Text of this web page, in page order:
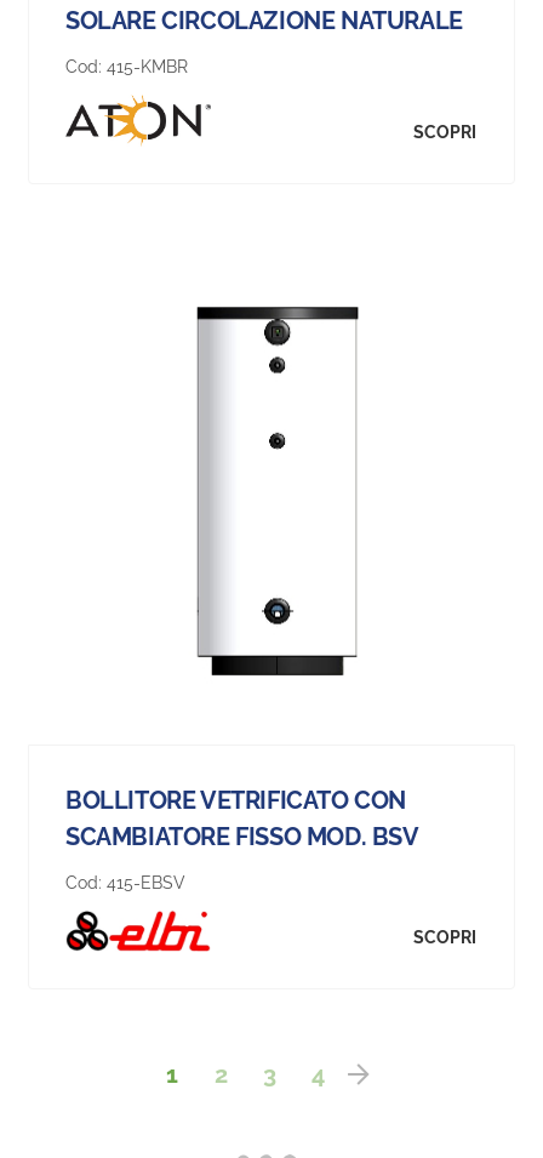
SOLARE CIRCOLAZIONE NATURALE
Cod: 415-KMBR
SCOPRI
BOLLITORE VETRIFICATO CON
SCAMBIATORE FISSO MOD. BSV
Cod: 415-EBSV
SCOPRI
1 2 3 4